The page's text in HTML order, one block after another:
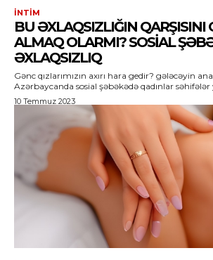
İNTIM
BU ƏXLAQSIZLIĞIN QARŞISINI
ALMAQ OLARMI? SOSIAL
ƏXLAQSIZLIQ
Gənc qızlarımızın axırı hara gedir? gələcəyin
Azərbaycanda sosial şəbəkədə qadınlar səhifələr
10 Temmuz 2023